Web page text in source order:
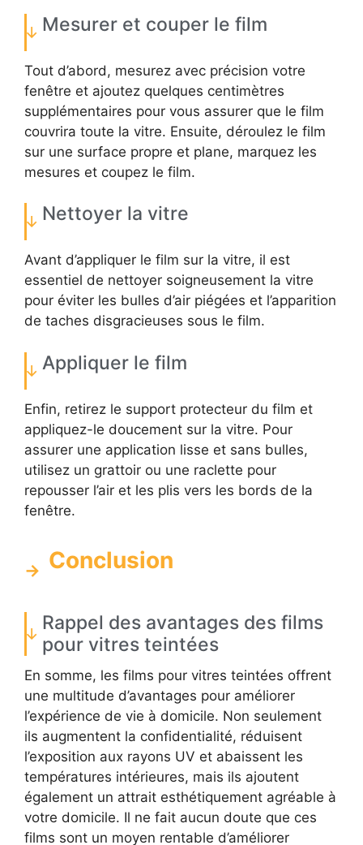
Mesurer et couper le film
Tout d’abord, mesurez avec précision votre
fenêtre et ajoutez quelques centimètres
supplémentaires pour vous assurer que le film
couvrira toute la vitre. Ensuite, déroulez le film
sur une surface propre et plane, marquez les
mesures et coupez le film.
Nettoyer la vitre
Avant d’appliquer le film sur la vitre, il est
essentiel de nettoyer soigneusement la vitre
pour éviter les bulles d’air piégées et l’apparition
de taches disgracieuses sous le film.
Appliquer le film
Enfin, retirez le support protecteur du film et
appliquez-le doucement sur la vitre. Pour
assurer une application lisse et sans bulles,
utilisez un grattoir ou une raclette pour
repousser l’air et les plis vers les bords de la
fenêtre.
Conclusion
Rappel des avantages des films
pour vitres teintées
En somme, les films pour vitres teintées offrent
une multitude d’avantages pour améliorer
l’expérience de vie à domicile. Non seulement
ils augmentent la confidentialité, réduisent
l’exposition aux rayons UV et abaissent les
températures intérieures, mais ils ajoutent
également un attrait esthétiquement agréable à
votre domicile. Il ne fait aucun doute que ces
films sont un moyen rentable d’améliorer